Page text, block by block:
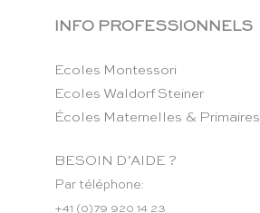
INFO PROFESSIONNELS
Ecoles Montessori
Ecoles Waldorf Steiner
Écoles Maternelles & Primaires
BESOIN D’AIDE ?
Par téléphone:
+41 (0)79 920 14 23